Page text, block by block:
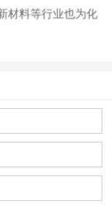
材料等行业也为化